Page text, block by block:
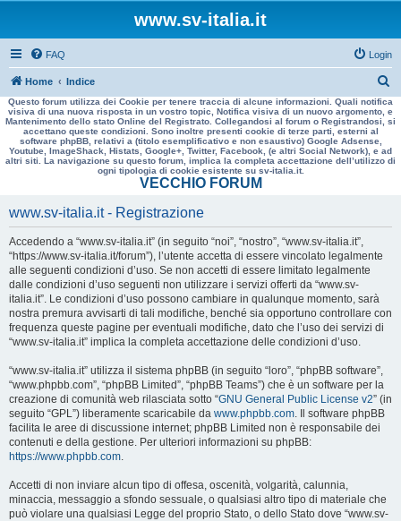
www.sv-italia.it
FAQ Login
Home Indice
e
r
a
Questo forum utilizza dei Cookie per tenere traccia di alcune informazioni. Quali notifica
visiva di una nuova risposta in un vostro topic, Notifica visiva di un nuovo argomento, e
Mantenimento dello stato Online del Registrato. Collegandosi al forum o Registrandosi, si
accettano queste condizioni. Sono inoltre presenti cookie di terze parti, esterni al
software phpBB, relativi a (titolo esemplificativo e non esaustivo) Google Adsense,
Youtube, ImageShack, Histats, Google+, Twitter, Facebook, (e altri Social Network), e ad
altri siti. La navigazione su questo forum, implica la completa accettazione dell’utilizzo di
ogni tipologia di cookie esistente su sv-italia.it.
VECCHIO FORUM
www.sv-italia.it - Registrazione
Accedendo a “www.sv-italia.it” (in seguito “noi”, “nostro”, “www.sv-italia.it”,
“https://www.sv-italia.it/forum”), l’utente accetta di essere vincolato legalmente
alle seguenti condizioni d’uso. Se non accetti di essere limitato legalmente
dalle condizioni d’uso seguenti non utilizzare i servizi offerti da “www.sv-
italia.it”. Le condizioni d’uso possono cambiare in qualunque momento, sarà
nostra premura avvisarti di tali modifiche, benché sia opportuno controllare con
frequenza queste pagine per eventuali modifiche, dato che l’uso dei servizi di
“www.sv-italia.it” implica la completa accettazione delle condizioni d’uso.
“www.sv-italia.it” utilizza il sistema phpBB (in seguito “loro”, “phpBB software”,
“www.phpbb.com”, “phpBB Limited”, “phpBB Teams”) che è un software per la
creazione di comunità web rilasciata sotto “GNU General Public License v2” (in
seguito “GPL”) liberamente scaricabile da www.phpbb.com. Il software phpBB
facilita le aree di discussione internet; phpBB Limited non è responsabile dei
contenuti e della gestione. Per ulteriori informazioni su phpBB:
https://www.phpbb.com.
Accetti di non inviare alcun tipo di offesa, oscenità, volgarità, calunnia,
minaccia, messaggio a sfondo sessuale, o qualsiasi altro tipo di materiale che
può violare una qualsiasi Legge del proprio Stato, o dello Stato dove “www.sv-